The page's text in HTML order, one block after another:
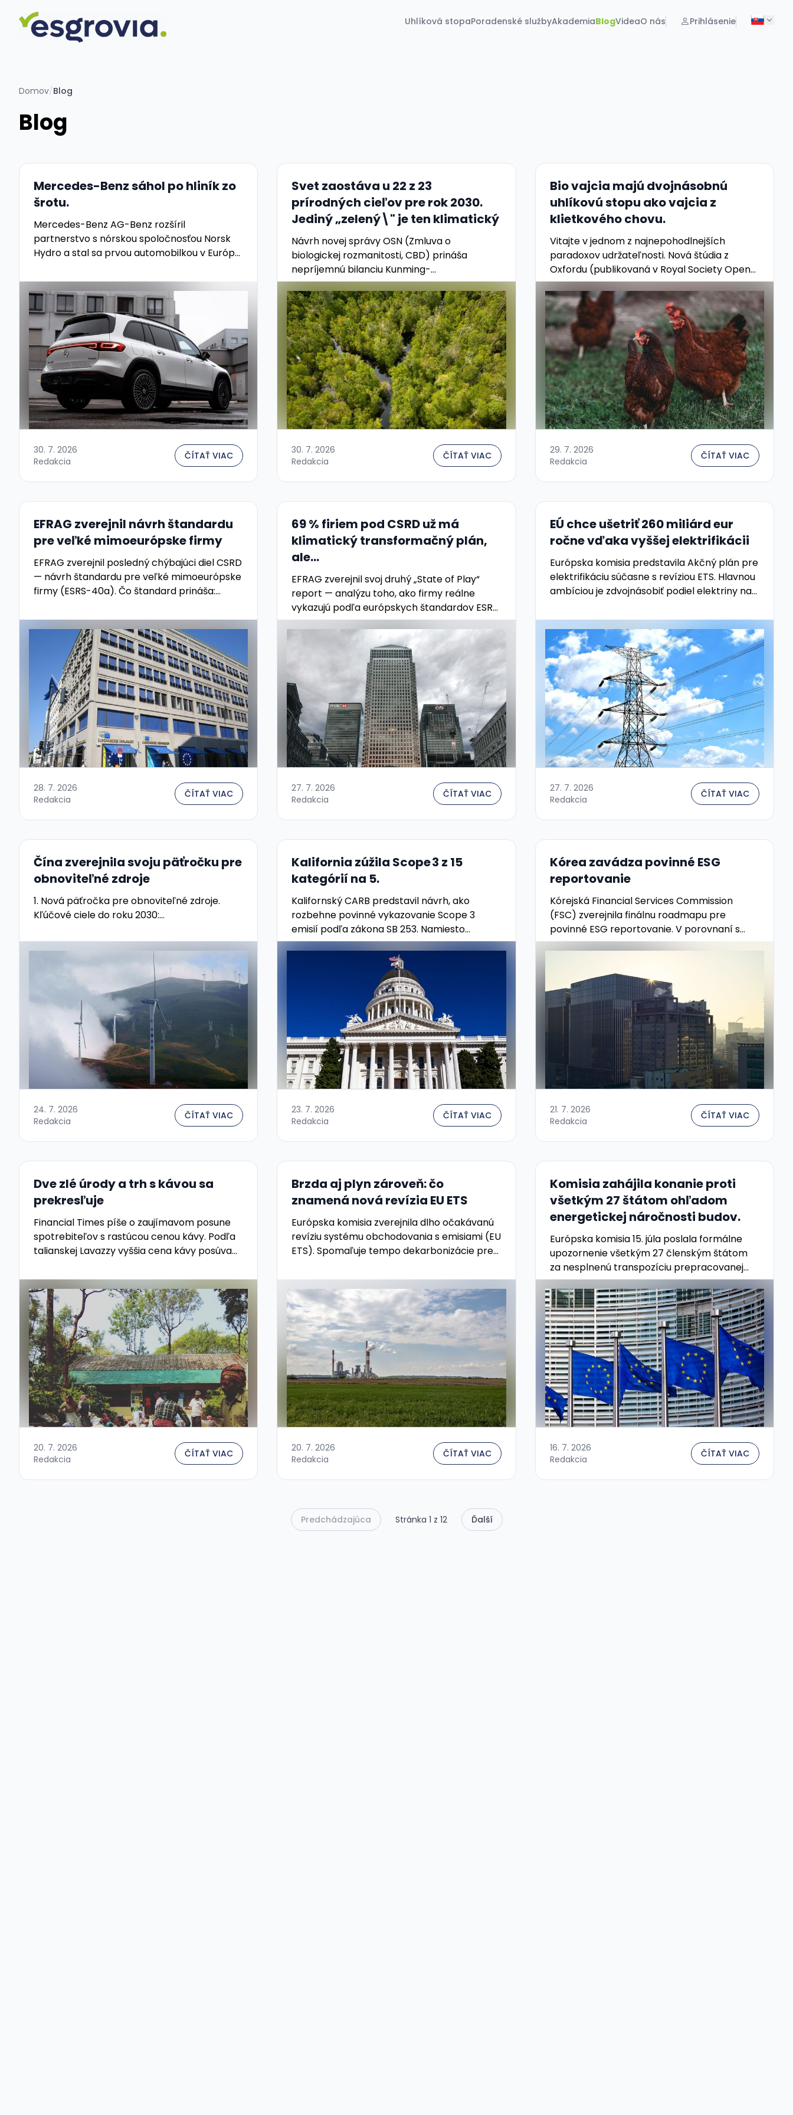
Uhlíková stopaPoradenské službyAkademiaBlogVideaO nás Prihlásenie
Domov/Blog
Blog
Mercedes-Benz sáhol po hliník zo
šrotu.
Mercedes-Benz AG-Benz rozšíril
partnerstvo s nórskou spoločnosťou Norsk
Hydro a stal sa prvou automobilkou v Európe,
výrobe — konkrétne pri nasledujúcej
generácii veľkých elektromobilov. …
30. 7. 2026
Redakcia
ČÍTAŤ VIAC
Svet zaostáva u 22 z 23
prírodných cieľov pre rok 2030.
Jediný „zelený\" je ten klimatický
Návrh novej správy OSN (Zmluva o
biologickej rozmanitosti, CBD) prináša
nepríjemnú bilanciu Kunming-
montrealského rámca — prezývaného
„Parížska dohoda pre prírodu\". Zo 23
globálnych cieľov do roku 2030 je svet na …
30. 7. 2026
Redakcia
ČÍTAŤ VIAC
Bio vajcia majú dvojnásobnú
uhlíkovú stopu ako vajcia z
klietkového chovu.
Vitajte v jednom z najnepohodlnejších
paradoxov udržateľnosti. Nová štúdia z
Oxfordu (publikovaná v Royal Society Open
Science) narúša jednu rozšírenú
spotrebiteľskú intuíciu: že „bio“ a „klimaticky
šetrné“ sú to isté. …
29. 7. 2026
Redakcia
ČÍTAŤ VIAC
EFRAG zverejnil návrh štandardu
pre veľké mimoeurópske firmy
EFRAG zverejnil posledný chýbajúci diel CSRD
— návrh štandardu pre veľké mimoeurópske
firmy (ESRS-40a). Čo štandard prináša:...
28. 7. 2026
Redakcia
ČÍTAŤ VIAC
69 % firiem pod CSRD už má
klimatický transformačný plán,
ale...
EFRAG zverejnil svoj druhý „State of Play“
report — analýzu toho, ako firmy reálne
vykazujú podľa európskych štandardov ESRS.
Vychádza z 905 overených výkazov za rok
2025 (minulý rok ich …
27. 7. 2026
Redakcia
ČÍTAŤ VIAC
EÚ chce ušetriť 260 miliárd eur
ročne vďaka vyššej elektrifikácii
Európska komisia predstavila Akčný plán pre
elektrifikáciu súčasne s revíziou ETS. Hlavnou
ambíciou je zdvojnásobiť podiel elektriny na
na 46 % do roku …
27. 7. 2026
Redakcia
ČÍTAŤ VIAC
Čína zverejnila svoju päťročku pre
obnoviteľné zdroje
1. Nová päťročka pre obnoviteľné zdroje.
Kľúčové ciele do roku 2030:...
24. 7. 2026
Redakcia
ČÍTAŤ VIAC
Kalifornia zúžila Scope 3 z 15
kategórií na 5.
Kalifornský CARB predstavil návrh, ako
rozbehne povinné vykazovanie Scope 3
emisií podľa zákona SB 253. Namiesto
všetkých 15 kategórií GHG protokolu sa
začne len s piatimi — po spätnej väzbe …
23. 7. 2026
Redakcia
ČÍTAŤ VIAC
Kórea zavádza povinné ESG
reportovanie
Kórejská Financial Services Commission
(FSC) zverejnila finálnu roadmapu pre
povinné ESG reportovanie. V porovnaní s
pôvodným návrhom výrazne rozšírila okruh
prišlo na žiadosť inštitucionálnych …
21. 7. 2026
Redakcia
ČÍTAŤ VIAC
Dve zlé úrody a trh s kávou sa
prekresľuje
Financial Times píše o zaujímavom posune
spotrebiteľov s rastúcou cenou kávy. Podľa
talianskej Lavazzy vyššia cena kávy posúva
zrnovitej káve a domácim automatom bean-
to-cup....
20. 7. 2026
Redakcia
ČÍTAŤ VIAC
Brzda aj plyn zároveň: čo
znamená nová revízia EU ETS
Európska komisia zverejnila dlho očakávanú
revíziu systému obchodovania s emisiami (EU
ETS). Spomaľuje tempo dekarbonizácie pre
nasmerovať oveľa viac peňazí do jeho
vlastnej …
20. 7. 2026
Redakcia
ČÍTAŤ VIAC
Komisia zahájila konanie proti
všetkým 27 štátom ohľadom
energetickej náročnosti budov.
Európska komisia 15. júla poslala formálne
upozornenie všetkým 27 členským štátom
za nesplnenú transpozíciu prepracovanej
smernice o energetickej náročnosti budov
(EPBD, smernica (EÚ) 2024/1275). Lehota
vypršala 29. mája 2026. Podľa …
16. 7. 2026
Redakcia
ČÍTAŤ VIAC
Predchádzajúca Stránka 1 z 12 Ďalší